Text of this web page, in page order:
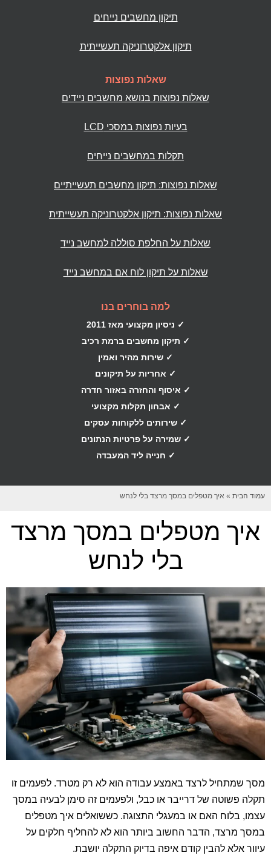
תיקון מחשבים נייחים
תיקון אלקטרוניקה תעשייתית
שאלות נפוצות
שאלות נפוצות בנושא מחשבים ניידים
בעיות נפוצות במסכי LCD
תקלות במחשבים נייחים
שאלות נפוצות: תיקון מחשבים תעשייתיים
שאלות נפוצות: תיקון אלקטרוניקה תעשייתית
שאלות על החלפת סוללה למחשב נייד
שאלות על תיקון לוח אם במחשב נייד
למה בוחרים בנו
✓ ניסיון מקצועי מאז 2011
✓ תיקון מחשבים ברמת רכיב
✓ שירות מהיר ואמין
✓ אחריות על תיקונים
✓ איסוף והחזרה באזור חדרה
✓ אבחון תקלות מקצועי
✓ שירותים ללקוחות עסקים
✓ שמירה על פרטיות הנתונים
✓ חנייה ליד המעבדה
עמוד הבית » איך מטפלים במסך מרצד בלי לנחש
איך מטפלים במסך מרצד
בלי לנחש
מסך שמתחיל לרצד באמצע עבודה הוא לא רק מטרד. לפעמים זו
תקלה פשוטה של דרייבר או כבל, ולפעמים זה סימן לבעיה במסך
עצמו, בלוח האם או במעגלי התצוגה. כששואלים איך מטפלים
במסך מרצד, הדבר החשוב ביותר הוא לא להחליף חלקים על
עיוור אלא להבין קודם איפה בדיוק התקלה יושבת.